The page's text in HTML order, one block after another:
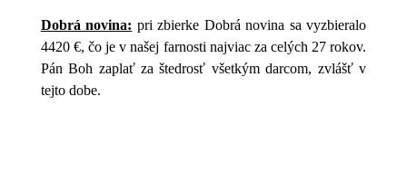
Dobrá novina: pri zbierke Dobrá novina sa vyzbieralo
4420 €, čo je v našej farnosti najviac za celých 27 rokov.
Pán Boh zaplať za štedrosť všetkým darcom, zvlášť v
tejto dobe.